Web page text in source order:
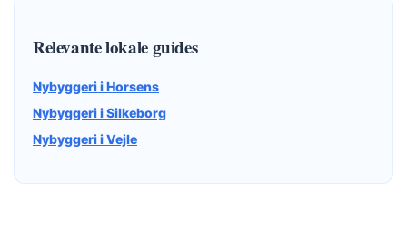
Relevante lokale guides
Nybyggeri i Horsens
Nybyggeri i Silkeborg
Nybyggeri i Vejle